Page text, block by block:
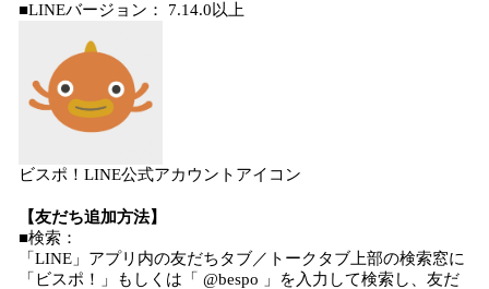
■LINEバージョン： 7.14.0以上
ビスポ！LINE公式アカウントアイコン
【友だち追加方法】
■検索：
「LINE」アプリ内の友だちタブ／トークタブ上部の検索窓に
「ビスポ！」もしくは「 @bespo 」を入力して検索し、友だ